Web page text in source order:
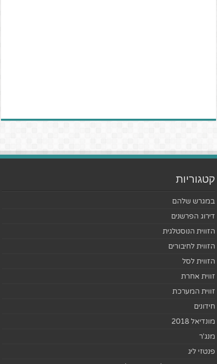
קטגוריות
במגרש שלהם
דירוג הפרשנים
הזווית הנוסטלגית
הזווית לחיבורים
הזווית לסל
זווית אחרת
זווית המערכת
חידונים
מונדיאל 2018
מנג'ר
פנטזי ליג